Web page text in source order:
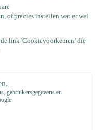
producten